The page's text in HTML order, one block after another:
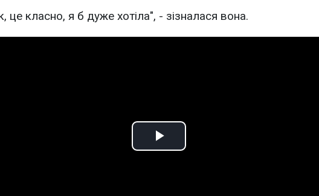
це класно, я б дуже хотіла", - зізналася вона.
Play